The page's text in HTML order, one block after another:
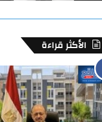
الأكثر قراءة